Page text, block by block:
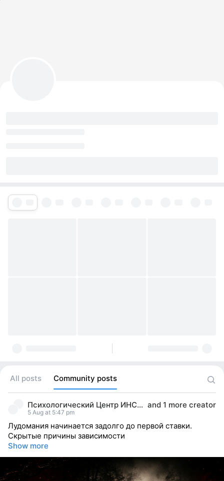
All posts Community posts
Психологический Центр ИНСАЙТ and 1 more creator
5 Aug at 5:47 pm
Лудомания начинается задолго до первой ставки.
Скрытые причины зависимости
Show more